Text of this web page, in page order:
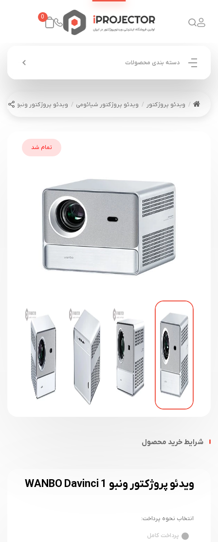
0
دسته بندی محصولات
ویدئو پروژکتور ویدئو پروژکتور شیائومی ویدئو پروژکتور ونبو WANBO Davinci 1
تمام شد
شرایط خرید محصول
ویدئو پروژکتور ونبو WANBO Davinci 1
انتخاب نحوه پرداخت:
پرداخت کامل